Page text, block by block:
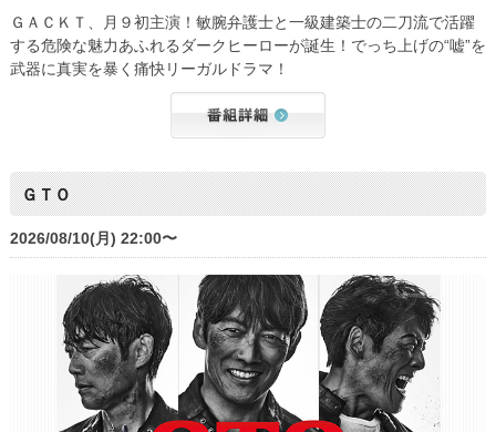
ＧＡＣＫＴ、月９初主演！敏腕弁護士と一級建築士の二刀流で活躍
する危険な魅力あふれるダークヒーローが誕生！でっち上げの“嘘”を
武器に真実を暴く痛快リーガルドラマ！
ＧＴＯ
2026/08/10(月) 22:00〜